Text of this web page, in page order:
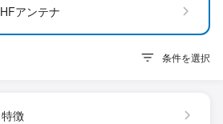
アンテナ
条件を選択
徴